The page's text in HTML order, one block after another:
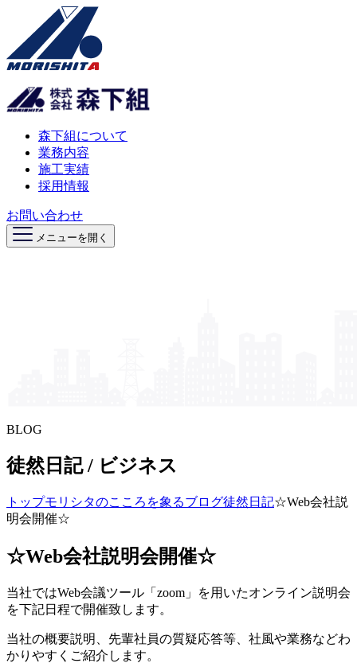
森下組について
業務内容
施工実績
採用情報
お問い合わせ
メニューを開く
BLOG
徒然日記 / ビジネス
トップモリシタの​こころを​象る​ブログ徒然日記☆Web会社説
明会開催☆
☆Web会社説明会開催☆
当社ではWeb会議ツール「zoom」を用いたオンライン説明会
を下記日程で開催致します。
当社の概要説明、先輩社員の質疑応答等、社風や業務などわ
かりやすくご紹介します。